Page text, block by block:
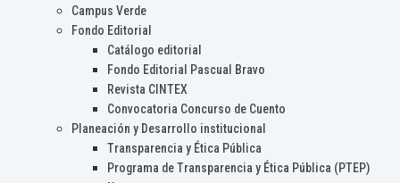
Campus Verde
Fondo Editorial
Catálogo editorial
Fondo Editorial Pascual Bravo
Revista CINTEX
Convocatoria Concurso de Cuento
Planeación y Desarrollo institucional
Transparencia y Ética Pública
Programa de Transparencia y Ética Pública (PTEP)